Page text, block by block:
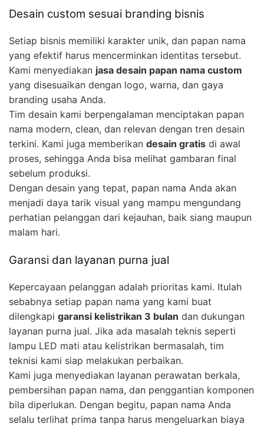
Desain custom sesuai branding bisnis
Setiap bisnis memiliki karakter unik, dan papan nama
yang efektif harus mencerminkan identitas tersebut.
Kami menyediakan jasa desain papan nama custom
yang disesuaikan dengan logo, warna, dan gaya
branding usaha Anda.
Tim desain kami berpengalaman menciptakan papan
nama modern, clean, dan relevan dengan tren desain
terkini. Kami juga memberikan desain gratis di awal
proses, sehingga Anda bisa melihat gambaran final
sebelum produksi.
Dengan desain yang tepat, papan nama Anda akan
menjadi daya tarik visual yang mampu mengundang
perhatian pelanggan dari kejauhan, baik siang maupun
malam hari.
Garansi dan layanan purna jual
Kepercayaan pelanggan adalah prioritas kami. Itulah
sebabnya setiap papan nama yang kami buat
dilengkapi garansi kelistrikan 3 bulan dan dukungan
layanan purna jual. Jika ada masalah teknis seperti
lampu LED mati atau kelistrikan bermasalah, tim
teknisi kami siap melakukan perbaikan.
Kami juga menyediakan layanan perawatan berkala,
pembersihan papan nama, dan penggantian komponen
bila diperlukan. Dengan begitu, papan nama Anda
selalu terlihat prima tanpa harus mengeluarkan biaya